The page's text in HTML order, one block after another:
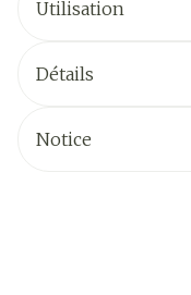
Utilisation
Détails
Notice